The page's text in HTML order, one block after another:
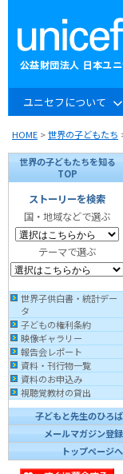
ユニセフについて
HOME >世界の子どもたち
世界の子どもたちを知る
TOP
ストーリーを検索
国・地域などで選ぶ
テーマで選ぶ
世界子供白書・統計デー
タ
子どもの権利条約
映像ギャラリー
報告会レポート
資料・刊行物一覧
資料のお申込み
視聴覚教材の貸出
子どもと先生のひろば
メールマガジン登録
トップページへ